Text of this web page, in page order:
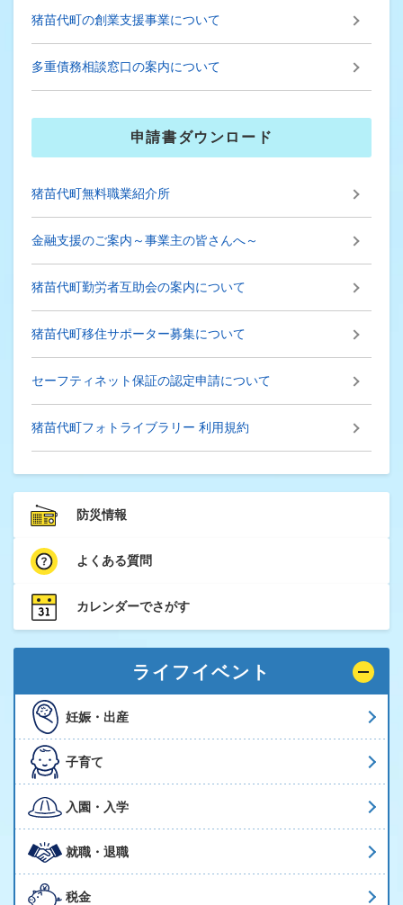
猪苗代町の創業支援事業について
多重債務相談窓口の案内について
申請書ダウンロード
猪苗代町無料職業紹介所
金融支援のご案内～事業主の皆さんへ～
猪苗代町勤労者互助会の案内について
猪苗代町移住サポーター募集について
セーフティネット保証の認定申請について
猪苗代町フォトライブラリー 利用規約
防災情報
よくある質問
カレンダーでさがす
ライフイベント
妊娠・出産
子育て
入園・入学
就職・退職
税金